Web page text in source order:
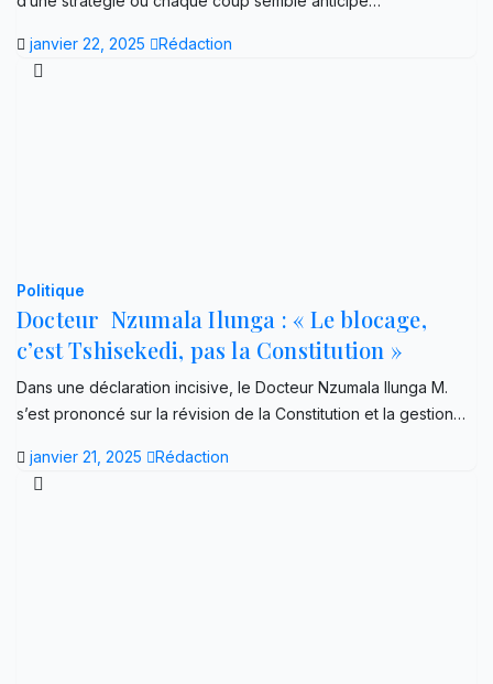
janvier 22, 2025 Rédaction
Politique
Docteur Nzumala Ilunga : « Le blocage,
c’est Tshisekedi, pas la Constitution »
Dans une déclaration incisive, le Docteur Nzumala Ilunga M.
s’est prononcé sur la révision de la Constitution et la gestion…
janvier 21, 2025 Rédaction